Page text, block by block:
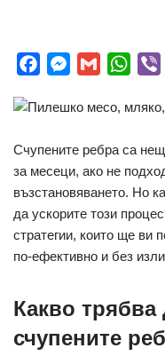
c
b
o
o
M
s
e
n
g
a
l
W
a
s
A
p
b
r
Счупените ребра са
за месеци, ако не
възстановяването. Но
да ускорите този
стратегии, които ще ви
по-ефективно и без
Какво трябва
счупените